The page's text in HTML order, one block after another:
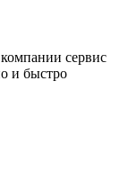
сервис
и быстро